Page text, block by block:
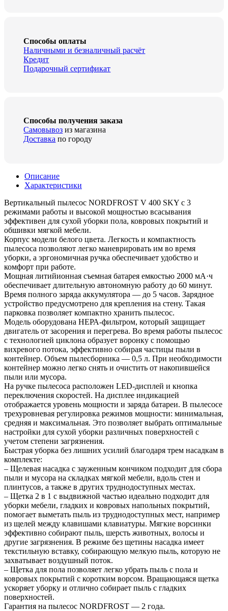
Способы оплаты
Наличными и безналичный расчёт
Кредит
Подарочный сертификат
Способы получения заказа
Самовывоз из магазина
Доставка по городу
Описание
Характеристики
Вертикальный пылесос NORDFROST V 400 SKY с 3
режимами работы и высокой мощностью всасывания
эффективен для сухой уборки пола, ковровых покрытий и
обшивки мягкой мебели.
Корпус модели белого цвета. Легкость и компактность
пылесоса позволяют легко маневрировать им во время
уборки, а эргономичная ручка обеспечивает удобство и
комфорт при работе.
Мощная литийионная съемная батарея емкостью 2000 мА·ч
обеспечивает длительную автономную работу до 60 минут.
Время полного заряда аккумулятора — до 5 часов. Зарядное
устройство предусмотрено для крепления на стену. Такая
парковка позволяет компактно хранить пылесос.
Модель оборудована НЕРА-фильтром, который защищает
двигатель от засорения и перегрева. Во время работы пылесос
с технологией циклона образует воронку с помощью
вихревого потока, эффективно собирая частицы пыли в
контейнер. Объем пылесборника — 0,5 л. При необходимости
контейнер можно легко снять и очистить от накопившейся
пыли или мусора.
На ручке пылесоса расположен LED-дисплей и кнопка
переключения скоростей. На дисплее индикацией
отображается уровень мощности и заряда батареи. В пылесосе
трехуровневая регулировка режимов мощности: минимальная,
средняя и максимальная. Это позволяет выбрать оптимальные
настройки для сухой уборки различных поверхностей с
учетом степени загрязнения.
Быстрая уборка без лишних усилий благодаря трем насадкам в
комплекте:
– Щелевая насадка с зауженным кончиком подходит для сбора
пыли и мусора на складках мягкой мебели, вдоль стен и
плинтусов, а также в других труднодоступных местах.
– Щетка 2 в 1 с выдвижной частью идеально подходит для
уборки мебели, гладких и ковровых напольных покрытий,
помогает выметать пыль из труднодоступных мест, например
из щелей между клавишами клавиатуры. Мягкие ворсинки
эффективно собирают пыль, шерсть животных, волосы и
другие загрязнения. В режиме без щетины насадка имеет
текстильную вставку, собирающую мелкую пыль, которую не
захватывает воздушный поток.
– Щетка для пола позволяет легко убрать пыль с пола и
ковровых покрытий с коротким ворсом. Вращающаяся щетка
ускоряет уборку и отлично собирает пыль с гладких
поверхностей.
Гарантия на пылесос NORDFROST — 2 года.